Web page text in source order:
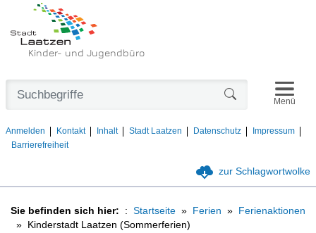
Kinder- und Jugendbüro
Anmelden Kontakt Inhalt Stadt Laatzen Datenschutz
Impressum
Barrierefreiheit
Menü
zur Schlagwortwolke
Sie befinden sich hier: Startseite Ferien
Ferienaktionen
Kinderstadt Laatzen (Sommerferien)